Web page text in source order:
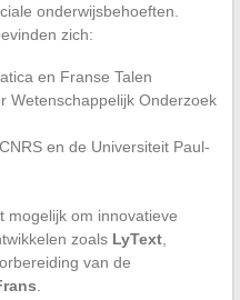
onderwijsbehoeften.
zich:
en Franse Talen
Wetenschappelijk Onderzoek
en de Universiteit Paul-
mogelijk om innovatieve
zoals LyText,
van de